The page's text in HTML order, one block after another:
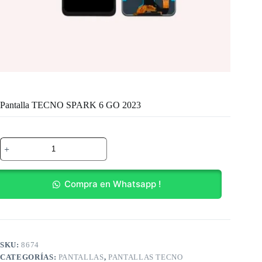
Pantalla TECNO SPARK 6 GO 2023
Pantalla
TECNO
SPARK
6
cantidad
Compra en Whatsapp !
SKU:8674
CATEGORÍAS: PANTALLAS, PANTALLAS TECNO